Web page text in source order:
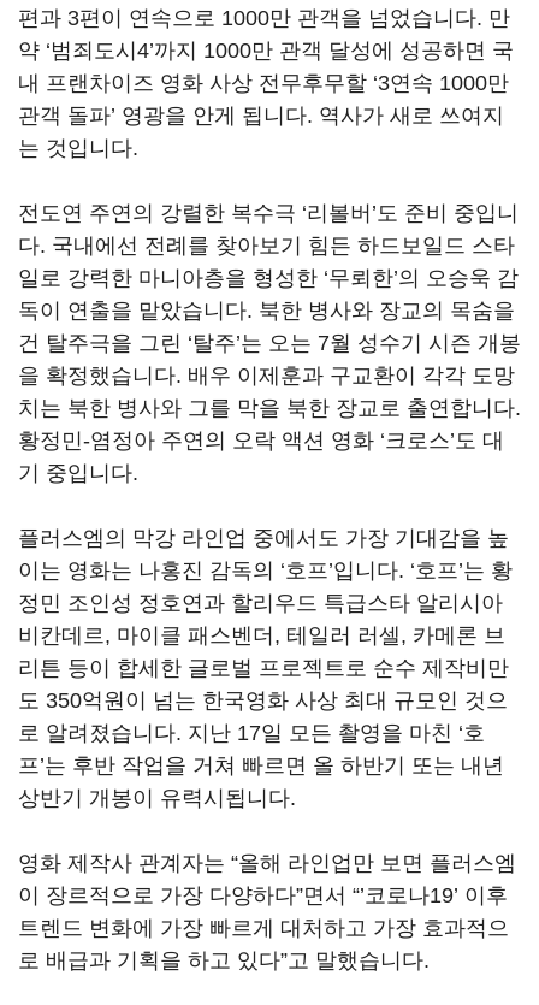
편과 3편이 연속으로 1000만 관객을 넘었습니다. 만
약 ‘범죄도시 4’까지 1000만 관객 달성에 성공하면 국
내 프랜차이즈 영화 사상 전무후무할 ‘3연속 1000만
관객 돌파’ 영광을 안게 됩니다. 역사가 새로 쓰여지
는 것입니다.
전도연 주연의 강렬한 복수극 ‘리볼버 ’도 준비 중입니
다. 국내에선 전례를 찾아보기 힘든 하드보일드 스타
일로 강력한 마니아층을 형성한 ‘무뢰한’의 오승욱 감
독이 연출을 맡았습니다. 북한 병사와 장교의 목숨을
건 탈주극을 그린 ‘탈주’는 오는 7월 성수기 시즌 개봉
을 확정했습니다. 배우 이제훈과 구교환이 각각 도망
치는 북한 병사와 그를 막을 북한 장교로 출연합니다.
황정민-염정아 주연의 오락 액션 영화 ‘크로스’도 대
기 중입니다.
플러스엠의 막강 라인업 중에서도 가장 기대감을 높
이는 영화는 나홍진 감독의 ‘호프’입니다. ‘호프’는 황
정민 조인성 정호연과 할리우드 특급스타 알리시아
비칸데르, 마이클 패스벤더 , 테일러 러셀, 카메론 브
리튼 등이 합세한 글로벌 프로젝트로 순수 제작비만
도 350억원이 넘는 한국영화 사상 최대 규모인 것으
로 알려졌습니다. 지난 17일 모든 촬영을 마친 ‘호
프’는 후반 작업을 거쳐 빠르면 올 하반기 또는 내년
상반기 개봉이 유력시됩니다.
영화 제작사 관계자는 “올해 라인업만 보면 플러스엠
이 장르적으로 가장 다양하다”면서 “’코로나19’ 이후
트렌드 변화에 가장 빠르게 대처하고 가장 효과적으
로 배급과 기획을 하고 있다”고 말했습니다.